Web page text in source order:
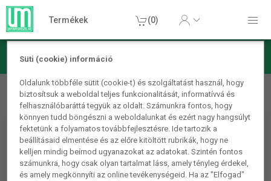
Süti (cookie) információ
Oldalunk többféle sütit (cookie-t) és szolgáltatást használ, hogy
biztosítsuk a weboldal teljes funkcionalitását, informatívvá és
felhasználóbaráttá tegyük az oldalt. Számunkra fontos, hogy
könnyen tudd böngészni a weboldalunkat és ezért nagy hangsúlyt
fektetünk a folyamatos továbbfejlesztésre. Ide tartozik a
beállításaid elmentése és az előre kitöltött rubrikák, hogy ne
kelljen mindig beírnod ugyanazokat az adatokat. Szintén fontos
számunkra, hogy csak olyan tartalmat láss, amely tényleg érdekel,
és amely megkönnyíti az online tevékenységeid. Ha az "Elfogad"
Termékek (0)
Autós termékek Autós kiegészítők
Autó patent szegecs
szett 100 db